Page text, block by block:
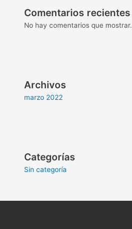
Comentarios recientes
No hay comentarios que mostrar.
Archivos
marzo 2022
Categorías
Sin categoría